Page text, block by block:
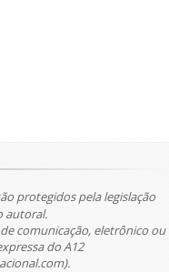
protegidos pela legislação
autoral.
comunicação, eletrônico ou
do A12